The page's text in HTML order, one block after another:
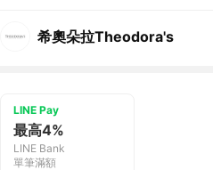
希奧朵拉Theodora's
LINE Pay
最高4%
LINE Bank
單筆滿額